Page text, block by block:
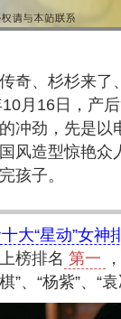
奇、杉杉来了
月16日，产
冲劲，先是以
风造型惊艳众
孩子。
十大“星动”女神
榜排名 第一
”、“杨紫”、“袁